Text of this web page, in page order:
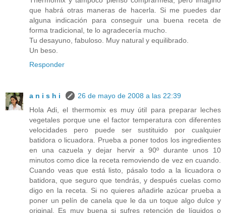
que habrá otras maneras de hacerla. Si me puedes dar
alguna indicación para conseguir una buena receta de
forma tradicional, te lo agradecería mucho.
Tu desayuno, fabuloso. Muy natural y equilibrado.
Un beso.
Responder
a n i s h i
26 de mayo de 2008 a las 22:39
Hola Adi, el thermomix es muy útil para preparar leches
vegetales porque une el factor temperatura con diferentes
velocidades pero puede ser sustituido por cualquier
batidora o licuadora. Prueba a poner todos los ingredientes
en una cazuela y dejar hervir a 90º durante unos 10
minutos como dice la receta removiendo de vez en cuando.
Cuando veas que está listo, pásalo todo a la licuadora o
batidora, que seguro que tendrás, y después cuelas como
digo en la receta. Si no quieres añadirle azúcar prueba a
poner un pelín de canela que le da un toque algo dulce y
original. Es muy buena si sufres retención de líquidos o